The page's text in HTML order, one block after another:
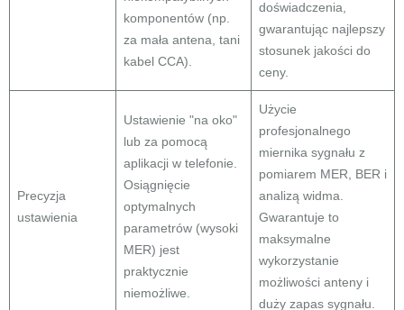
komponentów (np.
za mała antena, tani
kabel CCA).
doświadczenia,
gwarantując najlepszy
stosunek jakości do
ceny.
Precyzja
ustawienia
Ustawienie "na oko"
lub za pomocą
aplikacji w telefonie.
Osiągnięcie
optymalnych
parametrów (wysoki
MER) jest
praktycznie
niemożliwe.
Użycie
profesjonalnego
miernika sygnału z
pomiarem MER, BER i
analizą widma.
Gwarantuje to
maksymalne
wykorzystanie
możliwości anteny i
duży zapas sygnału.